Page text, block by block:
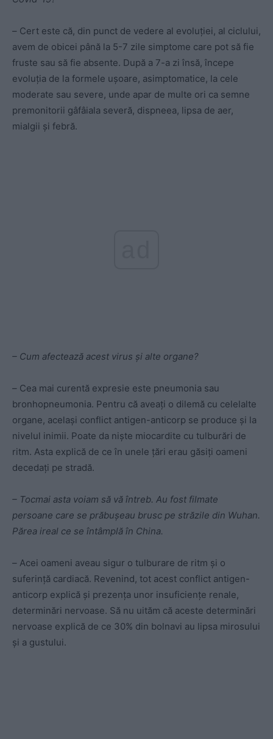
– Cert este că, din punct de vedere al evoluției, al ciclului,
avem de obicei până la 5-7 zile simptome care pot să fie
fruste sau să fie absente. După a 7-a zi însă, începe
evoluția de la formele ușoare, asimptomatice, la cele
moderate sau severe, unde apar de multe ori ca semne
premonitorii gâfâiala severă, dispneea, lipsa de aer,
mialgii și febră.
– Cum afectează acest virus și alte organe?
– Cea mai curentă expresie este pneumonia sau
bronhopneumonia. Pentru că aveați o dilemă cu celelalte
organe, același conflict antigen-anticorp se produce și la
nivelul inimii. Poate da niște miocardite cu tulburări de
ritm. Asta explică de ce în unele țări erau găsiți oameni
decedați pe stradă.
– Tocmai asta voiam să vă întreb. Au fost filmate
persoane care se prăbușeau brusc pe străzile din Wuhan.
Părea ireal ce se întâmplă în China.
– Acei oameni aveau sigur o tulburare de ritm și o
suferință cardiacă. Revenind, tot acest conflict antigen-
anticorp explică și prezența unor insuficiențe renale,
determinări nervoase. Să nu uităm că aceste determinări
nervoase explică de ce 30% din bolnavi au lipsa mirosului
și a gustului.